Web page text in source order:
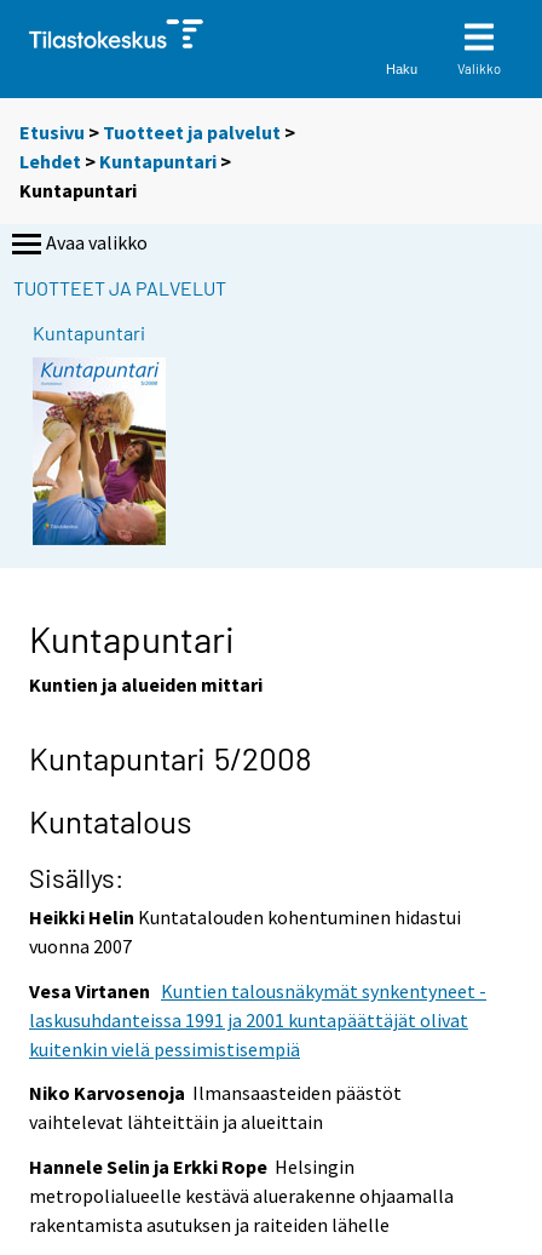
Haku Valikko
Etusivu > Tuotteet ja palvelut >
Lehdet > Kuntapuntari >
Kuntapuntari
Avaa valikko
TUOTTEET JA PALVELUT
Kuntapuntari
Kuntapuntari
Kuntien ja alueiden mittari
Kuntapuntari 5/2008
Kuntatalous
Sisällys:
Heikki Helin Kuntatalouden kohentuminen hidastui
vuonna 2007
Vesa Virtanen Kuntien talousnäkymät synkentyneet -
laskusuhdanteissa 1991 ja 2001 kuntapäättäjät olivat
kuitenkin vielä pessimistisempiä
Niko Karvosenoja Ilmansaasteiden päästöt
vaihtelevat lähteittäin ja alueittain
Hannele Selin ja Erkki Rope Helsingin
metropolialueelle kestävä aluerakenne ohjaamalla
rakentamista asutuksen ja raiteiden lähelle